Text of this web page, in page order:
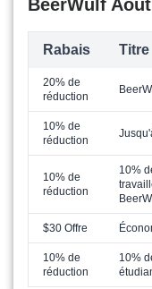
BeerWulf
Rabais Titre
20% de
réduction
10% de
réduction
10% de
réduction
10%
$30 Offre
10% de
réduction
10%